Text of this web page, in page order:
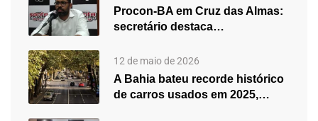
Procon-BA em Cruz das Almas:
secretário destaca
12 de maio de 2026
A Bahia bateu recorde histórico
de carros usados em 2025,…